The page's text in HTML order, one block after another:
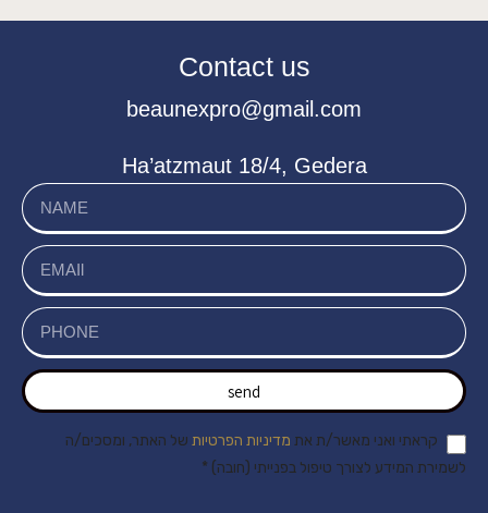
Contact us
beaunexpro@gmail.com
Ha’atzmaut 18/4, Gedera
send
קראתי ואני מאשר/ת את מדיניות הפרטיות של האתר, ומסכים/ה
לשמירת המידע לצורך טיפול בפנייתי (חובה) *